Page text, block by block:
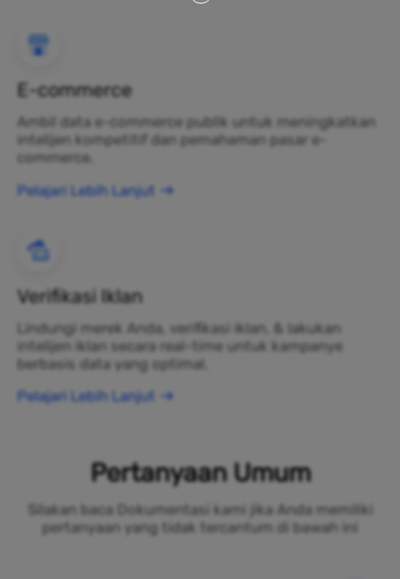
E-commerce
Ambil data e-commerce publik untuk meningkatkan
intelijen kompetitif dan pemahaman pasar e-
commerce.
Pelajari Lebih Lanjut
Verifikasi Iklan
Lindungi merek Anda, verifikasi iklan, & lakukan
intelijen iklan secara real-time untuk kampanye
berbasis data yang optimal.
Pelajari Lebih Lanjut
Pertanyaan Umum
Silakan baca Dokumentasi kami jika Anda memiliki
pertanyaan yang tidak tercantum di bawah ini